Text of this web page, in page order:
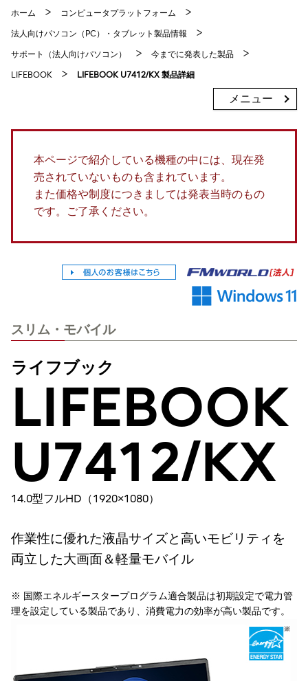
ホーム コンピュータプラットフォーム
法人向けパソコン（PC）・タブレット製品情報
サポート（法人向けパソコン） 今までに発表した製品
LIFEBOOK LIFEBOOK U7412/KX 製品詳細
メニュー
本ページで紹介している機種の中には、現在発
売されていないものも含まれています。
また価格や制度につきましては発表当時のもの
です。ご了承ください。
スリム・モバイル
ライフブック
LIFEBOOK
U7412/KX
14.0型フルHD（1920×1080）
作業性に優れた液晶サイズと高いモビリティを
両立した大画面＆軽量モバイル
※ 国際エネルギースタープログラム適合製品は初期設定で電力管
理を設定している製品であり、消費電力の効率が高い製品です。